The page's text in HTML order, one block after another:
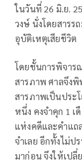
ในวันที่ 26 มิ.ย.
วงษ์ นั่งโดยสารร
อุบัติเหตุเสียชีวิต
โดยชั้นการพิจาร
สารภาพ ศาลจึงพิ
สารภาพเป็นประ
หนึ่ง คงจำคุก 1
แห่งคดีและคำแถ
จำเลย อีกทั้งไม่ป
มาก่อน จึงให้เป